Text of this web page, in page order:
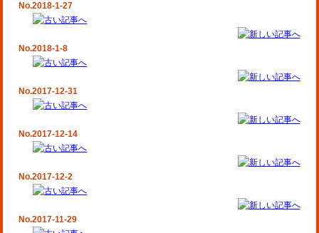
No.2018-1-27
No.2018-1-8
No.2017-12-31
No.2017-12-14
No.2017-12-2
No.2017-11-29